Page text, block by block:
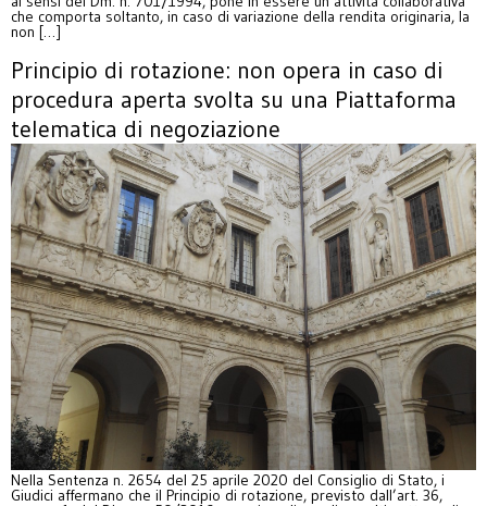
che comporta soltanto, in caso di variazione della rendita originaria, la
non […]
Principio di rotazione: non opera in caso di
procedura aperta svolta su una Piattaforma
telematica di negoziazione
Nella Sentenza n. 2654 del 25 aprile 2020 del Consiglio di Stato, i
Giudici affermano che il Principio di rotazione, previsto dall’art. 36,